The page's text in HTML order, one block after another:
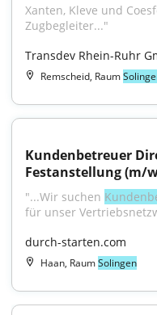
Xanten, Kleve und
Zugbegleiter..."
Transdev Rhein-Ruhr
Remscheid, Raum
Kundenbetreuer
Festanstellung (m/
"...Wir suchen
für unser
durch-starten.com
Haan, RaumSolingen